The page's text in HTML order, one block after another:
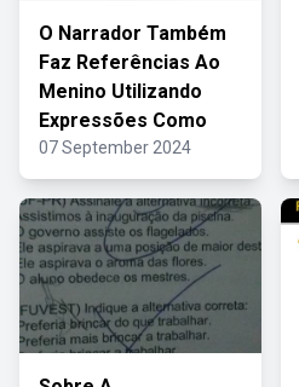
O Narrador Também
Faz Referências Ao
Menino Utilizando
Expressões Como
07 September 2024